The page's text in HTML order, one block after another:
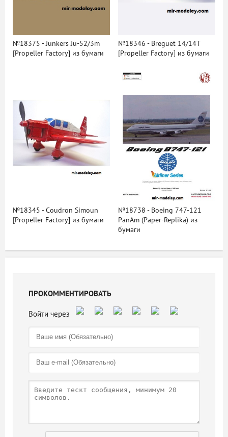
№18375 - Junkers Ju-52/3m
[Propeller Factory] из бумаги
№18346 - Breguet 14/14T
[Propeller Factory] из бумаги
№18345 - Coudron Simoun
[Propeller Factory] из бумаги
№18738 - Boeing 747-121
PanAm (Paper-Replika) из
бумаги
ПРОКОММЕНТИРОВАТЬ